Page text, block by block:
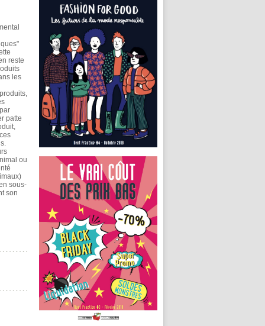
reste
les
patte
ou
sous-
son